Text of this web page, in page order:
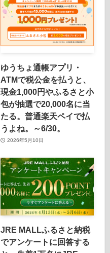
ゆうちょ通帳アプリ・
ATMで税公金を払うと、
現金1,000円やふるさと小
包が抽選で20,000名に当
たる。普通楽天ペイで払
うよね。～6/30。
2026年5月10日
JRE MALLふるさと納税
でアンケートに回答する